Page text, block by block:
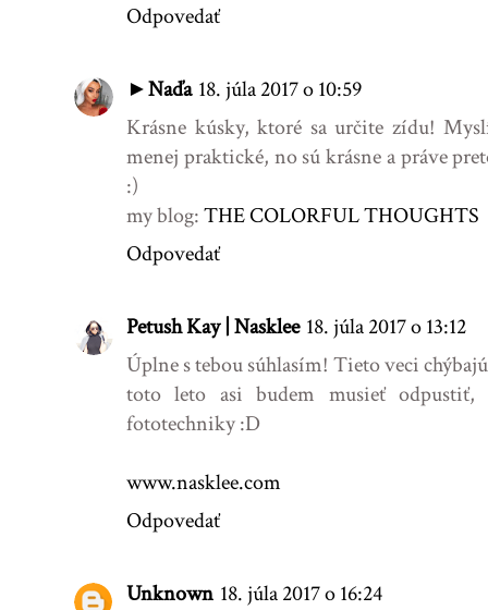
Odpovedať
►Naďa 18. júla 2017 o 10:59
Krásne kúsky, ktoré sa určite zídu!
menej praktické, no sú krásne a práve
:)
my blog:THE COLORFUL THOUGHTS
Odpovedať
Petush Kay | Nasklee 18. júla 2017 o 13:12
Úplne s tebou súhlasím! Tieto veci
toto leto asi budem musieť odpustiť,
fototechniky :D
www.nasklee.com
Odpovedať
Unknown 18. júla 2017 o 16:24